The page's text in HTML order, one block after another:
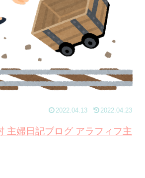
2022.04.13 2022.04.23